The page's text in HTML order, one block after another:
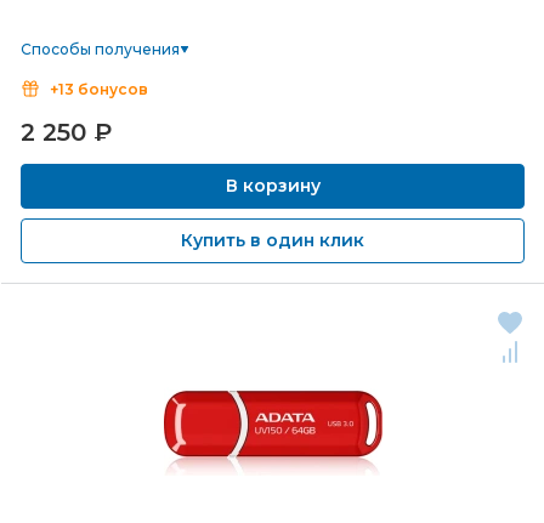
Способы получения
+13 бонусов
2 250 ₽
В корзину
Купить в один клик